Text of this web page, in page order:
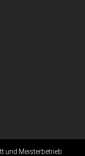
und Meisterbetrieb